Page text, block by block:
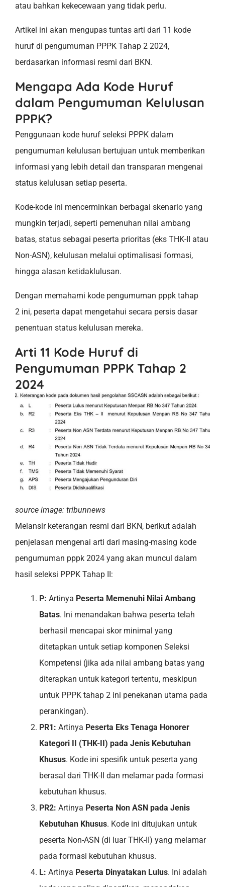
atau bahkan kekecewaan yang tidak perlu.
Artikel ini akan mengupas tuntas arti dari 11 kode
huruf di pengumuman PPPK Tahap 2 2024,
berdasarkan informasi resmi dari BKN.
Mengapa Ada Kode Huruf
dalam Pengumuman Kelulusan
PPPK?
Penggunaan kode huruf seleksi PPPK dalam
pengumuman kelulusan bertujuan untuk memberikan
informasi yang lebih detail dan transparan mengenai
status kelulusan setiap peserta.
Kode-kode ini mencerminkan berbagai skenario yang
mungkin terjadi, seperti pemenuhan nilai ambang
batas, status sebagai peserta prioritas (eks THK-II atau
Non-ASN), kelulusan melalui optimalisasi formasi,
hingga alasan ketidaklulusan.
Dengan memahami kode pengumuman pppk tahap
2 ini, peserta dapat mengetahui secara persis dasar
penentuan status kelulusan mereka.
Arti 11 Kode Huruf di
Pengumuman PPPK Tahap 2
2024
source image: tribunnews
Melansir keterangan resmi dari BKN, berikut adalah
penjelasan mengenai arti dari masing-masing kode
pengumuman pppk 2024 yang akan muncul dalam
hasil seleksi PPPK Tahap II:
P: Artinya Peserta Memenuhi Nilai Ambang
Batas. Ini menandakan bahwa peserta telah
berhasil mencapai skor minimal yang
ditetapkan untuk setiap komponen Seleksi
Kompetensi (jika ada nilai ambang batas yang
diterapkan untuk kategori tertentu, meskipun
untuk PPPK tahap 2 ini penekanan utama pada
perankingan).
PR1: Artinya Peserta Eks Tenaga Honorer
Kategori II (THK-II) pada Jenis Kebutuhan
Khusus. Kode ini spesifik untuk peserta yang
berasal dari THK-II dan melamar pada formasi
kebutuhan khusus.
PR2: Artinya Peserta Non ASN pada Jenis
Kebutuhan Khusus. Kode ini ditujukan untuk
peserta Non-ASN (di luar THK-II) yang melamar
pada formasi kebutuhan khusus.
L: Artinya Peserta Dinyatakan Lulus. Ini adalah